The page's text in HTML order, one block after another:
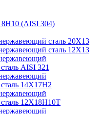
(AISI 304)
сталь 20Х13
сталь 12Х13
AISI 321
14Х17Н2
12Х18Н10Т